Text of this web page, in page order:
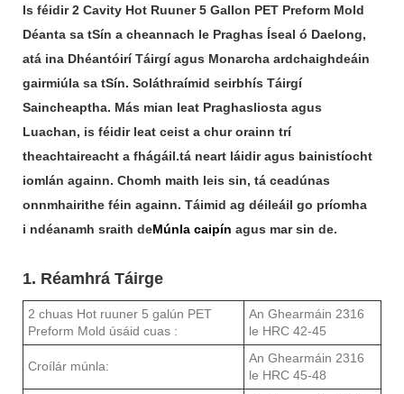
Is féidir 2 Cavity Hot Ruuner 5 Gallon PET Preform Mold
Déanta sa tSín a cheannach le Praghas Íseal ó Daelong,
atá ina Dhéantóirí Táirgí agus Monarcha ardchaighdeáin
gairmiúla sa tSín. Soláthraímid seirbhís Táirgí
Saincheaptha. Más mian leat Praghasliosta agus
Luachan, is féidir leat ceist a chur orainn trí
theachtaireacht a fhágáil.tá neart láidir agus bainistíocht
iomlán againn. Chomh maith leis sin, tá ceadúnas
onnmhairithe féin againn. Táimid ag déileáil go príomha
i ndéanamh sraith deMúnla caipín agus mar sin de.
1. Réamhrá Táirge
2 chuas Hot ruuner 5 galún PET
Preform Mold úsáid cuas :
An Ghearmáin 2316
le HRC 42-45
Croílár múnla:
An Ghearmáin 2316
le HRC 45-48